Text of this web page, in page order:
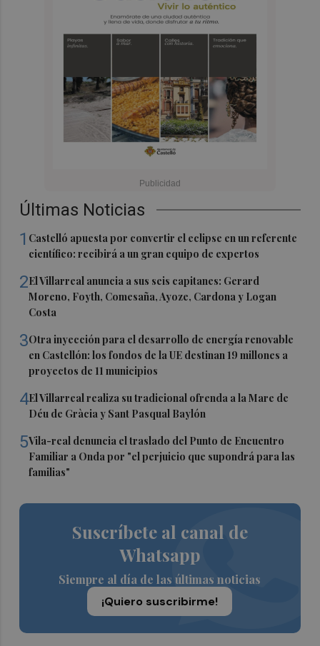
Últimas Noticias
1 Castelló apuesta por convertir el eclipse en un referente
científico: recibirá a un gran equipo de expertos
2El Villarreal anuncia a sus seis capitanes: Gerard
Moreno, Foyth, Comesaña, Ayoze, Cardona y Logan
Costa
3Otra inyección para el desarrollo de energía renovable
en Castellón: los fondos de la UE destinan 19 millones a
proyectos de 11 municipios
4El Villarreal realiza su tradicional ofrenda a la Mare de
Déu de Gràcia y Sant Pasqual Baylón
5Vila-real denuncia el traslado del Punto de Encuentro
Familiar a Onda por "el perjuicio que supondrá para las
familias"
Suscríbete al canal de
Whatsapp
Siempre al día de las últimas noticias
¡Quiero suscribirme!